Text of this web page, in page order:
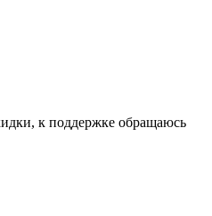
к поддержке обращаюсь